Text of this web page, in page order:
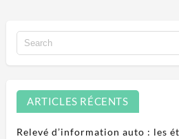
ARTICLES RÉCENTS
Relevé d’information auto : les